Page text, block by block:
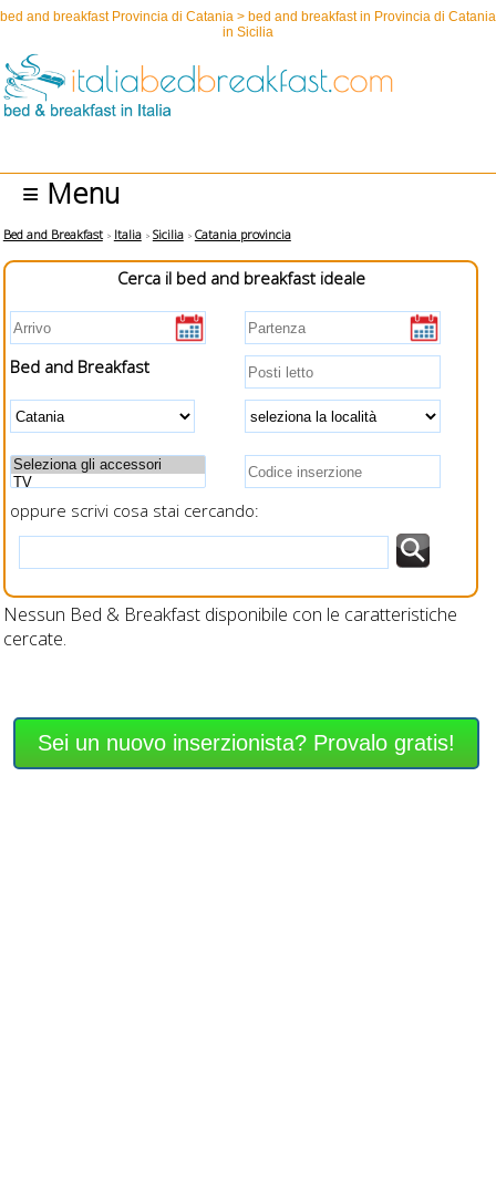
bed and breakfast Provincia di Catania > bed and breakfast in Provincia di Catania
in Sicilia
≡ Menu
Bed and Breakfast Italia Sicilia Catania provincia
Cerca il bed and breakfast ideale
Bed and Breakfast
oppure scrivi cosa stai cercando:
Nessun Bed & Breakfast disponibile con le caratteristiche
cercate.
Sei un nuovo inserzionista? Provalo gratis!